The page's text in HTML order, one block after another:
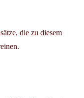
die zu diesem